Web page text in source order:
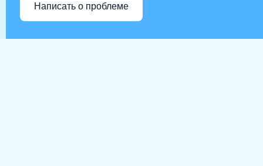
Написать о проблеме